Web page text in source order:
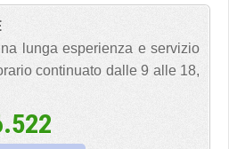
lunga esperienza e servizio
continuato dalle 9 alle 18,